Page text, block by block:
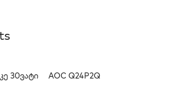
30ვატი
AOC Q24P2Q